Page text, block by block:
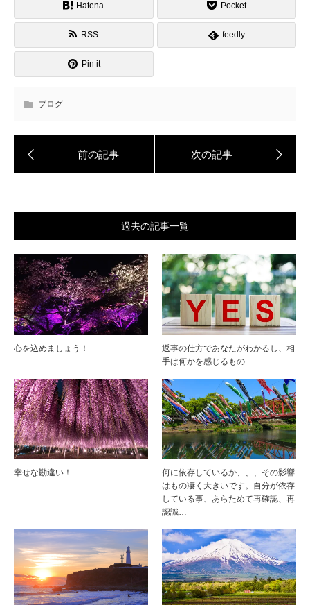
Hatena Pocket
RSS feedly
Pin it
ブログ
過去の記事一覧
心を込めましょう！
返事の仕方であなたがわかるし、相
手は何かを感じるもの
幸せな勘違い！
何に依存しているか、、、その影響
はもの凄く大きいです。自分が依存
している事、あらためて再確認、再
認識…